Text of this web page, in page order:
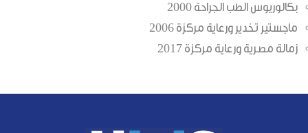
بكالوريوس الطب الجراحة 2000
ماجستير تخدير ورعاية مركزة 2006
زمالة مصرية ورعاية مركزة 2017